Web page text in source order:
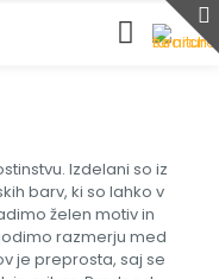
Izdelani so iz
barv, ki so lahko v
želen motiv in
razmerju med
je preprosta, saj se